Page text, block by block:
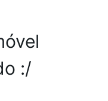
:/